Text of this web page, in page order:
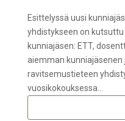
Esittelyssä uusi
yhdistykseen on
kunniajäsen: ETT,
aiemman kunniajäsenen
ravitsemustieteen
vuosikokouksessa...